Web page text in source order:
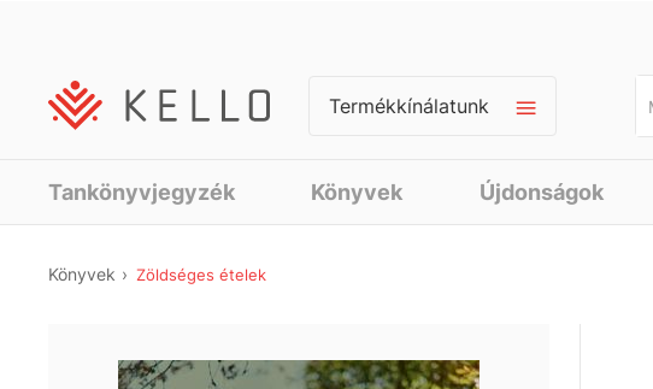
Termékkínálatunk
Tankönyvjegyzék Könyvek Újdonságok
Könyvek Zöldséges ételek